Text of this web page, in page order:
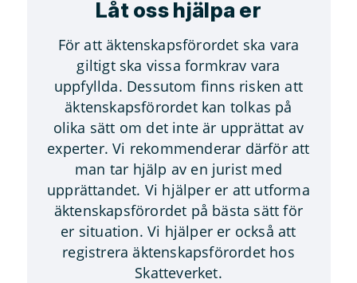
Låt oss hjälpa er
För att äktenskapsförordet ska vara
giltigt ska vissa formkrav vara
uppfyllda. Dessutom finns risken att
äktenskapsförordet kan tolkas på
olika sätt om det inte är upprättat av
experter. Vi rekommenderar därför att
man tar hjälp av en jurist med
upprättandet. Vi hjälper er att utforma
äktenskapsförordet på bästa sätt för
er situation. Vi hjälper er också att
registrera äktenskapsförordet hos
Skatteverket.